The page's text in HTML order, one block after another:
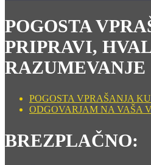
POGOSTA
PRIPRAVI,
RAZUMEVANJE
POGOSTA VPRAŠANJA
ODGOVARJAM NA VAŠA
BREZPLAČNO: